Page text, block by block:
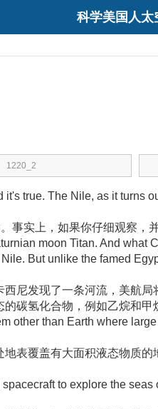
科学美国人太
1220_2
true. The Nile, as it
。事实上，如果你仔细观察，
moon Titan. And
But unlike the famed
西尼发现了一条河流，美航
碳氢化合物，例如乙烷和甲
other than Earth where
表覆盖有大面积液态物质的
to explore the